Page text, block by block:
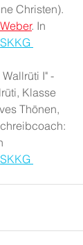
Christen).
. In
SKKG
I" -
Klasse
Thönen,
SKKG